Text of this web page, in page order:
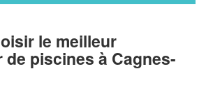
le meilleur
piscines à Cagnes-